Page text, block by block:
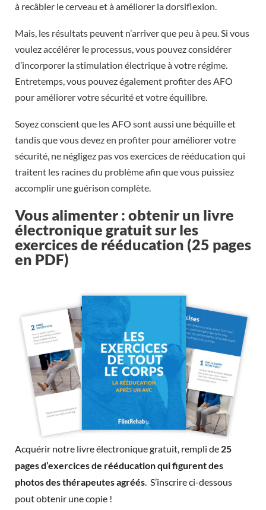
à recâbler le cerveau et à améliorer la dorsiflexion.
Mais, les résultats peuvent n’arriver que peu à peu. Si vous
voulez accélérer le processus, vous pouvez considérer
d’incorporer la stimulation électrique à votre régime.
Entretemps, vous pouvez également profiter des AFO
pour améliorer votre sécurité et votre équilibre.
Soyez conscient que les AFO sont aussi une béquille et
tandis que vous devez en profiter pour améliorer votre
sécurité, ne négligez pas vos exercices de rééducation qui
traitent les racines du problème afin que vous puissiez
accomplir une guérison complète.
Vous alimenter : obtenir un livre
électronique gratuit sur les
exercices de rééducation (25 pages
en PDF)
Acquérir notre livre électronique gratuit, rempli de 25
pages d’exercices de rééducation qui figurent des
photos des thérapeutes agréés. S’inscrire ci-dessous
pout obtenir une copie !